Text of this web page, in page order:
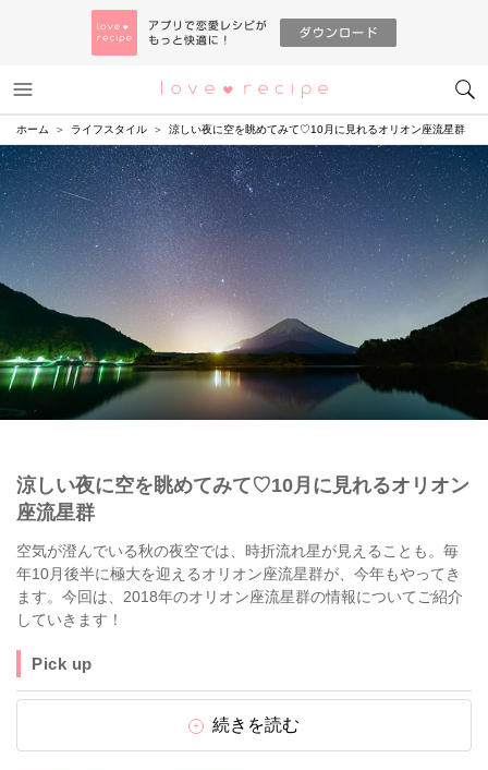
恋愛レシピ
ホーム ライフスタイル 涼しい夜に空を眺めてみて♡10月に見れるオリオン座流星群
涼しい夜に空を眺めてみて♡10月に見れるオリオン
座流星群
空気が澄んでいる秋の夜空では、時折流れ星が見えることも。毎
年10月後半に極大を迎えるオリオン座流星群が、今年もやってき
ます。今回は、2018年のオリオン座流星群の情報についてご紹介
していきます！
Pick up
続きを読む